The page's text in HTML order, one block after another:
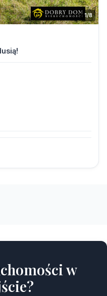
1/8
w